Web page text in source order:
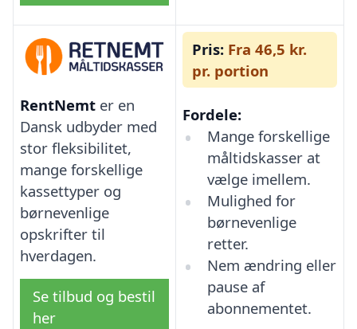
RentNemt er en
Dansk udbyder med
stor fleksibilitet,
mange forskellige
kassettyper og
børnevenlige
opskrifter til
hverdagen.
Se tilbud og bestil
her
Pris: Fra 46,5 kr.
pr. portion
Fordele:
Mange forskellige
måltidskasser at
vælge imellem.
Mulighed for
børnevenlige
retter.
Nem ændring eller
pause af
abonnementet.